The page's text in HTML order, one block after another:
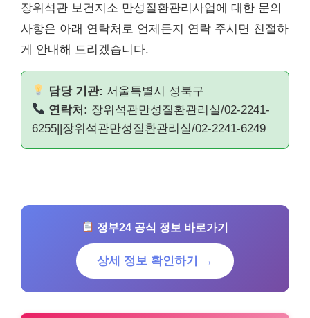
장위석관 보건지소 만성질환관리사업에 대한 문의
사항은 아래 연락처로 언제든지 연락 주시면 친절하
게 안내해 드리겠습니다.
담당 기관: 서울특별시 성북구
연락처: 장위석관만성질환관리실/02-2241-
6255||장위석관만성질환관리실/02-2241-6249
정부24 공식 정보 바로가기
상세 정보 확인하기 →